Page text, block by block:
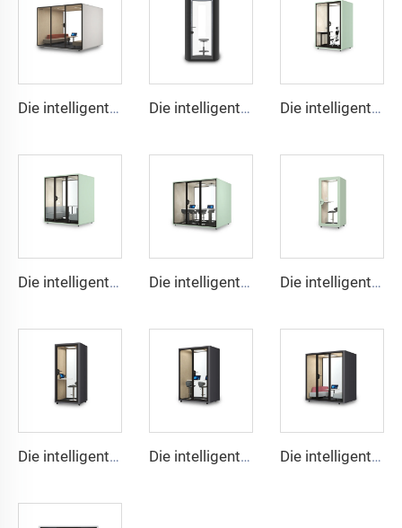
Die intelligente und schallisolierte Kabine für 8 Personen - Cyspace S-Serie Die intelligente und schallisolierte Kabine für 1 Person - Cyspace B-Serie Die intelligente und schallgedämmte Nische für 2 Personen – Cyspace X Serie
Die intelligente und schallgedämmte Nische für 4 Personen – Cyspace X Serie Die intelligente und schallgedämmte Nische für 6 Personen – Cyspace X Serie Die intelligente und schallgedämmte Nische für 1 Person – Cyspace X Serie
Die intelligente und schallgedämmte Nische für 1 Person – Cyspace Y PRO Serie Die intelligente und schallgedämmte Nische für 2 Personen – Cyspace Y PRO Serie Die intelligente und schallgedämmte Kabine für 4 Personen – Cyspace Y PRO Serie